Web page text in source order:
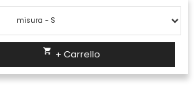
 + Carrello